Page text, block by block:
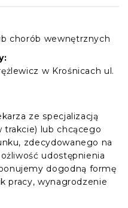
chorób wewnętrznych
w Krośnicach ul.
ze specjalizacją
lub chcącego
zdecydowanego na
udostępnienia
dogodną formę
pracy, wynagrodzenie